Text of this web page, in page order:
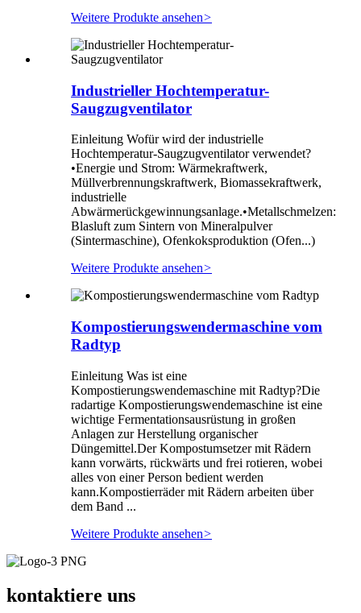
Weitere Produkte ansehen>
Industrieller Hochtemperatur-
Saugzugventilator
Einleitung Wofür wird der industrielle
Hochtemperatur-Saugzugventilator verwendet?
•Energie und Strom: Wärmekraftwerk,
Müllverbrennungskraftwerk, Biomassekraftwerk,
industrielle
Abwärmerückgewinnungsanlage.•Metallschmelzen:
Blasluft zum Sintern von Mineralpulver
(Sintermaschine), Ofenkoksproduktion (Ofen...)
Weitere Produkte ansehen>
Kompostierungswendermaschine vom
Radtyp
Einleitung Was ist eine
Kompostierungswendemaschine mit Radtyp?Die
radartige Kompostierungswendemaschine ist eine
wichtige Fermentationsausrüstung in großen
Anlagen zur Herstellung organischer
Düngemittel.Der Kompostumsetzer mit Rädern
kann vorwärts, rückwärts und frei rotieren, wobei
alles von einer Person bedient werden
kann.Kompostierräder mit Rädern arbeiten über
dem Band ...
Weitere Produkte ansehen>
kontaktiere uns